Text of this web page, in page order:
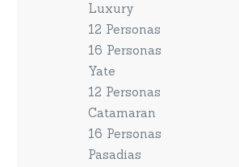
Luxury
12 Personas
16 Personas
Yate
12 Personas
Catamaran
16 Personas
Pasadias